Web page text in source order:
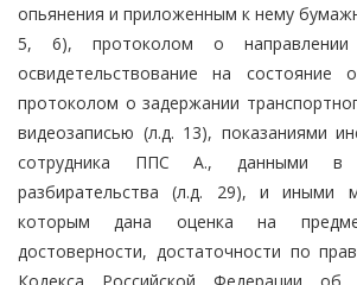
опьянения и приложенным к нему
5, 6), протоколом о направлении
освидетельствование на состояние
протоколом о задержании
видеозаписью (л.д. 13), показаниями
сотрудника ППС А., данными в
разбирательства (л.д. 29), и иными
которым дана оценка на
достоверности, достаточности по